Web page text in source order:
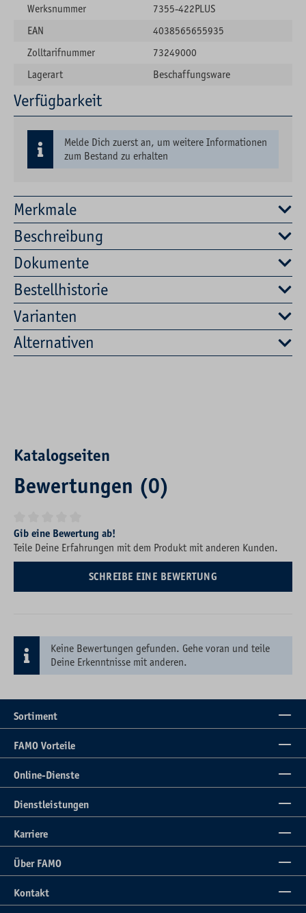
Merkmale
Beschreibung
Dokumente
Bestellhistorie
Varianten
Alternativen
Werksnummer
7355-422PLUS
EAN
4038565655935
Zolltarifnummer
73249000
Lagerart
Beschaffungsware
Verfügbarkeit
Melde Dich zuerst an, um weitere Informationen
zum Bestand zu erhalten
Katalogseiten
Bewertungen (0)
Durchschnittliche Bewertung von 0 von 5 Sternen
Gib eine Bewertung ab!
Teile Deine Erfahrungen mit dem Produkt mit anderen Kunden.
SCHREIBE EINE BEWERTUNG
Keine Bewertungen gefunden. Gehe voran und teile
Deine Erkenntnisse mit anderen.
Sortiment
FAMO Vorteile
Online-Dienste
Dienstleistungen
Karriere
Über FAMO
Kontakt